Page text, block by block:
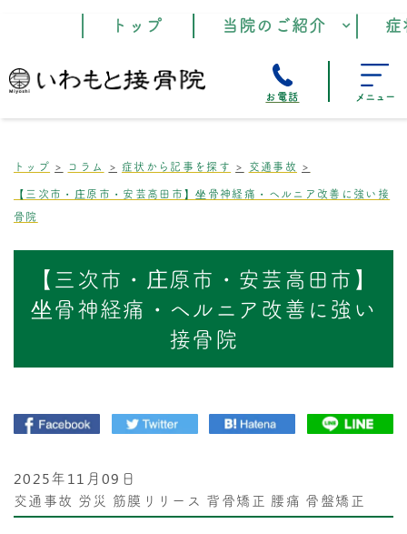
トップ 当院のご紹介
お電話 メニュー
トップ コラム 症状から記事を探す
交通事故
【三次市・庄原市・安芸高田市】坐骨神経痛・ヘルニア改善に強い接
骨院
【三次市・庄原市・安芸高田市】
坐骨神経痛・ヘルニア改善に強い
接骨院
2025年11月09日
交通事故 労災 筋膜リリース 背骨矯正 腰痛 骨盤矯正